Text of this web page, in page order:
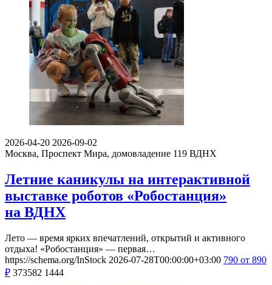
2026-04-20 2026-09-02
Москва, Проспект Мира, домовладение 119 ВДНХ
Летние каникулы на интерактивной
выставке роботов «Робостанция»
на ВДНХ
Лето — время ярких впечатлений, открытий и активного
отдыха! «Робостанция» — первая…
https://schema.org/InStock 2026-07-28T00:00:00+03:00 790 от 890
₽ 373582 1444